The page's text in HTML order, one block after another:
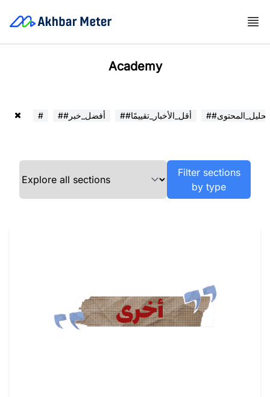
Academy
# ##أفضل_خبر ##أقل_الأخبار_تقييمًا ##تحليل_المحتوى
Filter sections
by type